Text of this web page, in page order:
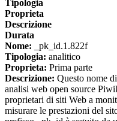
Tipologia
Proprieta
Descrizione
Durata
Nome: _pk_id.1.822f
Tipologia: analitico
Proprieta: Prima parte
Descrizione: Questo nome
analisi web open source
proprietari di siti Web a
misurare le prestazioni del